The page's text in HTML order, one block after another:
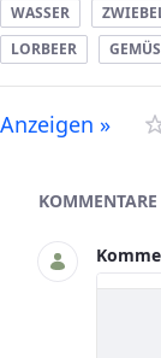
WASSER
LORBEER
Anzeigen »
Asset-